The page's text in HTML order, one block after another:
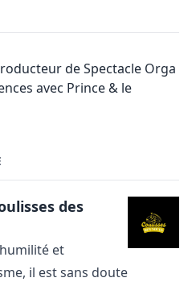
de Spectacle Orga
avec Prince & le
des
et
il est sans doute